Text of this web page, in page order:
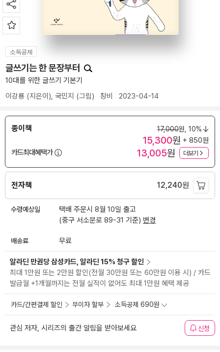
소득공제
글쓰기는 한 문장부터
10대를 위한 글쓰기 기본기
이강룡 (지은이), 국민지 (그림) 창비 2023-04-14
종이책 17,000원, 10%
15,300원 + 850원
카드최대혜택가
13,005원 더보기
전자책 12,240원
수령예상일
택배 주문시 8월 10일 출고
(중구 서소문로 89-31 기준) 변경
배송료 무료
알라딘 만권당 삼성카드, 알라딘 15% 청구 할인
최대 1만원 또는 2만원 할인(전월 30만원 또는 60만원 이용 시) / 카드
발급월 +1개월까지는 전월 실적이 없어도 최대 1만원 혜택 제공
카드/간편결제 할인 무이자 할부 소득공제 690원
관심 저자, 시리즈의 출간 알림을 받아보세요 신청